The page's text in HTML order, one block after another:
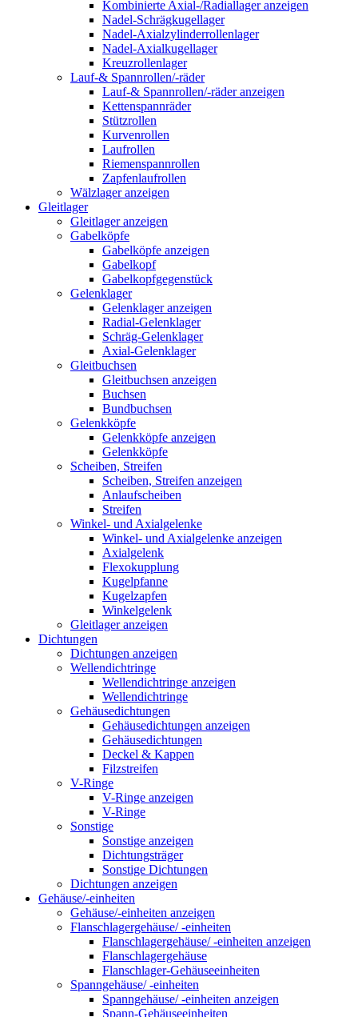
Kombinierte Axial-/Radiallager anzeigen
Nadel-Schrägkugellager
Nadel-Axialzylinderrollenlager
Nadel-Axialkugellager
Kreuzrollenlager
Lauf-& Spannrollen/-räder
Lauf-& Spannrollen/-räder anzeigen
Kettenspannräder
Stützrollen
Kurvenrollen
Laufrollen
Riemenspannrollen
Zapfenlaufrollen
Wälzlager anzeigen
Gleitlager
Gleitlager anzeigen
Gabelköpfe
Gabelköpfe anzeigen
Gabelkopf
Gabelkopfgegenstück
Gelenklager
Gelenklager anzeigen
Radial-Gelenklager
Schräg-Gelenklager
Axial-Gelenklager
Gleitbuchsen
Gleitbuchsen anzeigen
Buchsen
Bundbuchsen
Gelenkköpfe
Gelenkköpfe anzeigen
Gelenkköpfe
Scheiben, Streifen
Scheiben, Streifen anzeigen
Anlaufscheiben
Streifen
Winkel- und Axialgelenke
Winkel- und Axialgelenke anzeigen
Axialgelenk
Flexokupplung
Kugelpfanne
Kugelzapfen
Winkelgelenk
Gleitlager anzeigen
Dichtungen
Dichtungen anzeigen
Wellendichtringe
Wellendichtringe anzeigen
Wellendichtringe
Gehäusedichtungen
Gehäusedichtungen anzeigen
Gehäusedichtungen
Deckel & Kappen
Filzstreifen
V-Ringe
V-Ringe anzeigen
V-Ringe
Sonstige
Sonstige anzeigen
Dichtungsträger
Sonstige Dichtungen
Dichtungen anzeigen
Gehäuse/-einheiten
Gehäuse/-einheiten anzeigen
Flanschlagergehäuse/ -einheiten
Flanschlagergehäuse/ -einheiten anzeigen
Flanschlagergehäuse
Flanschlager-Gehäuseeinheiten
Spanngehäuse/ -einheiten
Spanngehäuse/ -einheiten anzeigen
Spann-Gehäuseeinheiten